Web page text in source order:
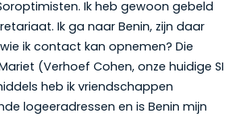
Ik heb gewoon gebeld
Ik ga naar Benin, zijn daar
ik contact kan opnemen? Die
(Verhoef Cohen, onze huidige SI
heb ik vriendschappen
logeeradressen en is Benin mijn